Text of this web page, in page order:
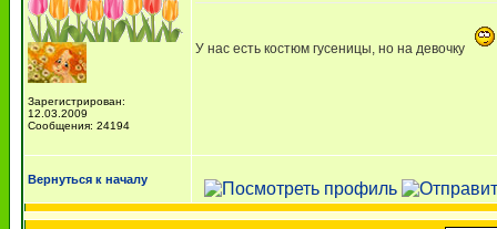
Зарегистрирован:
12.03.2009
Сообщения: 24194
У нас есть костюм гусеницы, но на девочку
Вернуться к началу